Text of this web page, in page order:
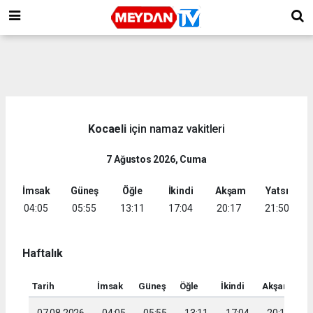
Kocaeliiçin namaz vakitleri
7 Ağustos 2026, Cuma
İmsak
04:05
Güneş
05:55
Öğle
13:11
İkindi
17:04
Akşam
20:17
Yatsı
21:50
Haftalık
Tarih İmsak Güneş Öğle İkindi Akşam